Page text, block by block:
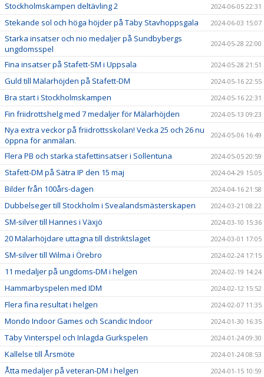
Stockholmskampen deltävling 2 2024-06-05 22:31
Stekande sol och höga höjder på Täby Stavhoppsgala 2024-06-03 15:07
Starka insatser och nio medaljer på Sundbybergs
ungdomsspel
2024-05-28 22:00
Fina insatser på Stafett-SM i Uppsala 2024-05-28 21:51
Guld till Mälarhöjden på Stafett-DM 2024-05-16 22:55
Bra start i Stockholmskampen 2024-05-16 22:31
Fin friidrottshelg med 7 medaljer för Mälarhöjden 2024-05-13 09:23
Nya extra veckor på friidrottsskolan! Vecka 25 och 26 nu
öppna för anmälan.
2024-05-06 16:49
Flera PB och starka stafettinsatser i Sollentuna 2024-05-05 20:59
Stafett-DM på Sätra IP den 15 maj 2024-04-29 15:05
Bilder från 100års-dagen 2024-04-16 21:58
Dubbelseger till Stockholm i Svealandsmästerskapen 2024-03-21 08:22
SM-silver till Hannes i Växjö 2024-03-10 15:36
20 Mälarhöjdare uttagna till distriktslaget 2024-03-01 17:05
SM-silver till Wilma i Örebro 2024-02-24 17:15
11 medaljer på ungdoms-DM i helgen 2024-02-19 14:24
Hammarbyspelen med IDM 2024-02-12 15:52
Flera fina resultat i helgen 2024-02-07 11:35
Mondo Indoor Games och Scandic Indoor 2024-01-30 16:35
Täby Vinterspel och Inlagda Gurkspelen 2024-01-24 09:30
Kallelse till Årsmöte 2024-01-24 08:53
Åtta medaljer på veteran-DM i helgen 2024-01-15 10:59